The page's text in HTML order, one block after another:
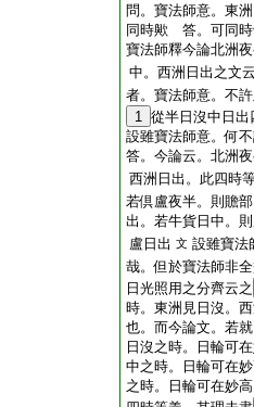
問。寶法師意。東
同時歟 答。可同
寶法師釋今論北洲
中。西洲日出之文
者。寶法師意。不
1 從半日沒中日
設雖寶法師意。何
答。今論云。北洲
西洲日出。此四時
若倶盧夜半。則贍
出。若牛貨日中。
盧日出 文 設雖寶法
哉。但於寶法師非
日光照用之分齊云之
時。東洲見日沒。
也。而今論文。若
日沒之時。日輪可
中之時。日輪可在
之時。日輪可在妙